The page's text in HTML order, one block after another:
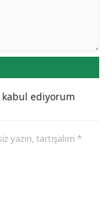
ediyorum
yazın, tartışalım *